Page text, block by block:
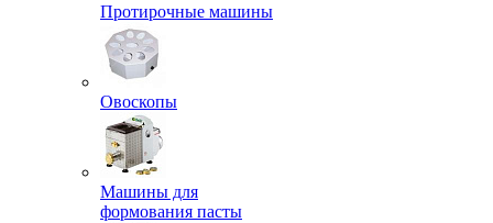
Протирочные машины
Овоскопы
Машины для
формования пасты